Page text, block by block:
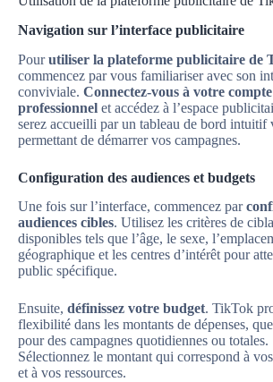
Navigation sur l’interface publicitaire
Pourutiliser la plateforme publicitaire de
commencez par vous familiariser avec son
conviviale. Connectez-vous à votre compte
professionnel et accédez à l’espace
serez accueilli par un tableau de bord intuitif
permettant de démarrer vos campagnes.
Configuration des audiences et budgets
Une fois sur l’interface, commencez par
audiences cibles. Utilisez les critères de
disponibles tels que l’âge, le sexe,
géographique et les centres d’intérêt pour
public spécifique.
Ensuite, définissez votre budget. TikTok
flexibilité dans les montants de dépenses,
pour des campagnes quotidiennes ou totales.
Sélectionnez le montant qui correspond à
et à vos ressources.